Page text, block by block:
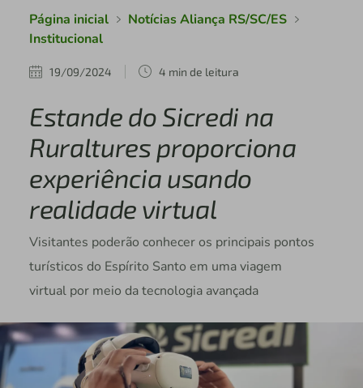
Página inicial
Notícias Aliança RS/SC/ES
Institucional
19/09/2024 4 min de leitura
Estande do Sicredi na
Ruraltures proporciona
experiência usando
realidade virtual
Visitantes poderão conhecer os principais pontos
turísticos do Espírito Santo em uma viagem
virtual por meio da tecnologia avançada